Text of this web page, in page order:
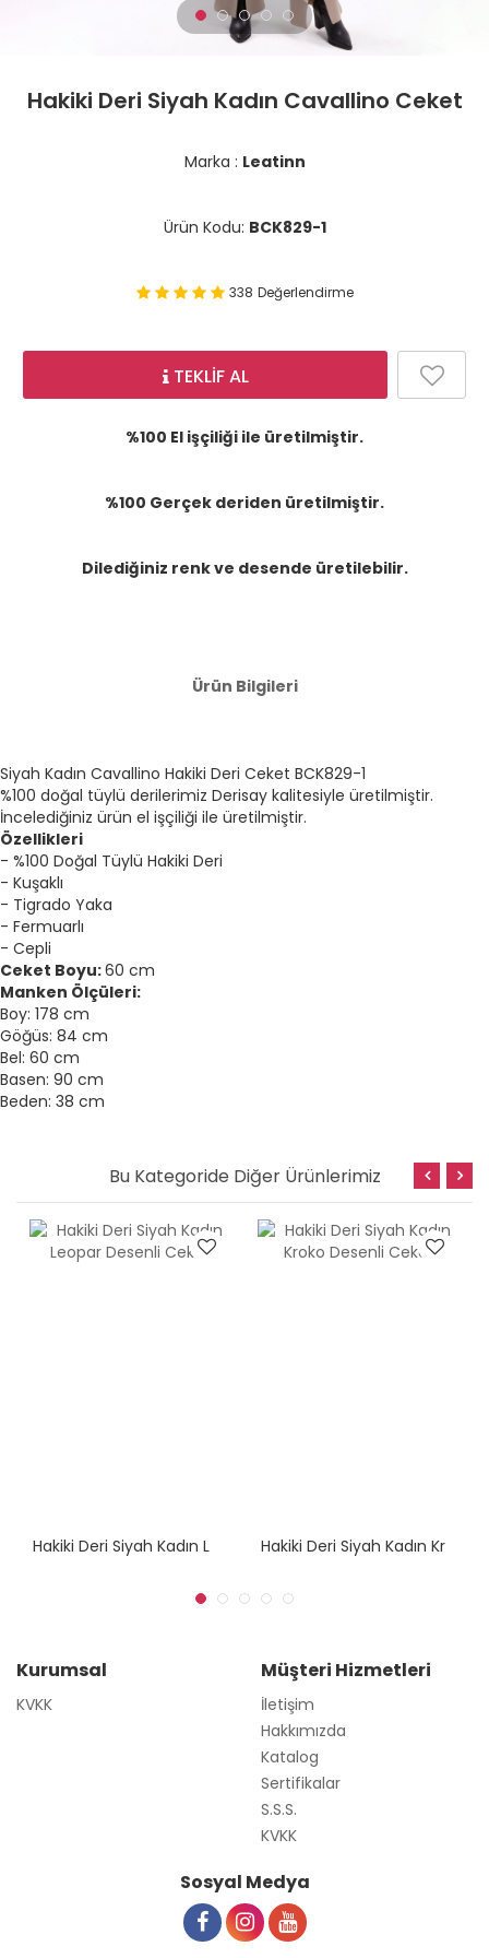
Hakiki Deri Siyah Kadın Cavallino Ceket
Marka : Leatinn
Ürün Kodu: BCK829-1
338 Değerlendirme
TEKLİF AL
%100 El işçiliği ile üretilmiştir.
%100 Gerçek deriden üretilmiştir.
Dilediğiniz renk ve desende üretilebilir.
Ürün Bilgileri
Siyah Kadın Cavallino Hakiki Deri Ceket BCK829-1
%100 doğal tüylü derilerimiz Derisay kalitesiyle üretilmiştir.
İncelediğiniz ürün el işçiliği ile üretilmiştir.
Özellikleri
- %100 Doğal Tüylü Hakiki Deri
- Kuşaklı
- Tigrado Yaka
- Fermuarlı
- Cepli
Ceket Boyu:60 cm
Manken Ölçüleri:
Boy: 178 cm
Göğüs: 84 cm
Bel: 60 cm
Basen: 90 cm
Beden: 38 cm
Bu Kategoride Diğer Ürünlerimiz
Kurumsal
KVKK
Müşteri Hizmetleri
İletişim
Hakkımızda
Katalog
Sertifikalar
S.S.S.
KVKK
Sosyal Medya